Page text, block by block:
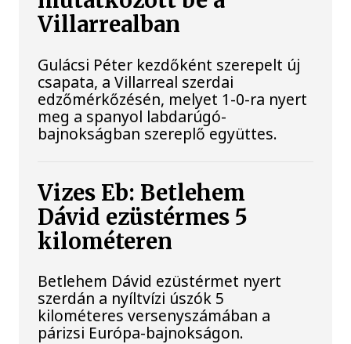
Villarrealban
Gulácsi Péter kezdőként szerepelt új
csapata, a Villarreal szerdai
edzőmérkőzésén, melyet 1-0-ra nyert
meg a spanyol labdarúgó-
bajnokságban szereplő együttes.
Vizes Eb: Betlehem
Dávid ezüstérmes 5
kilométeren
Betlehem Dávid ezüstérmet nyert
szerdán a nyíltvízi úszók 5
kilométeres versenyszámában a
párizsi Európa-bajnokságon.